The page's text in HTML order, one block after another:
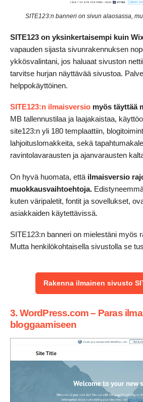
SITE123:n banneri on sivun alaosassa,
SITE123 on yksinkertaisempi kuin
vapauden sijasta sivunrakennuksen
ykkösvalintani, jos haluaat sivuston
tarvitse hurjan näyttävää sivustoa.
helppokäyttöinen.
SITE123:n ilmaisversio myös täyttää
MB tallennustilaa ja laajakaistaa,
site123:n yli 180 templaattiin,
lahjoituslomakkeita, sekä
ravintolavarausten ja ajanvarausten
On hyvä huomata, että ilmaisversio
muokkausvaihtoehtoja.
kuten väripaletit, fontit ja sovellukset,
asiakkaiden käytettävissä.
SITE123:n banneri on mielestäni myös
Mutta henkilökohtaisella sivustolla se
Rakenna ilmainen sivusto
3. WordPress.com – Paras
bloggaamiseen